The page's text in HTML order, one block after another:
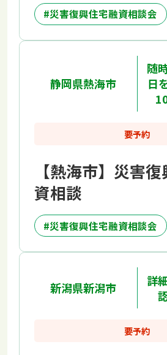
災害復興住宅融資相談会
静岡県熱海市
随
日
要予約
【熱海市】災害
資相談
災害復興住宅融資相談会
新潟県新潟市
詳
要予約